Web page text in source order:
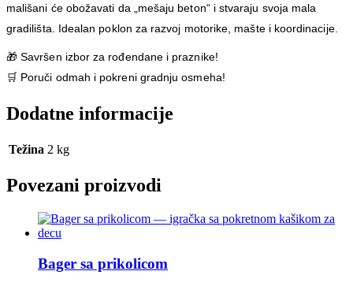
mališani će obožavati da „mešaju beton“ i stvaraju svoja mala
gradilišta. Idealan poklon za razvoj motorike, mašte i koordinacije.
🎁Savršen izbor za rođendane i praznike!
🛒 Poruči odmah i pokreni gradnju osmeha!
Dodatne informacije
Težina 2 kg
Povezani proizvodi
Bager sa prikolicom